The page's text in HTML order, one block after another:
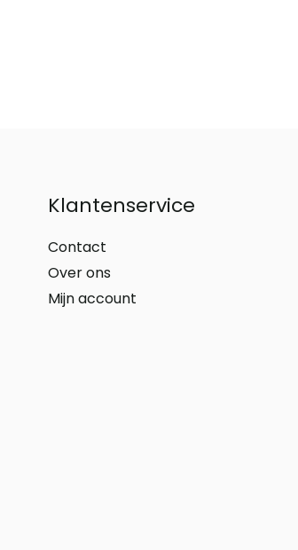
Klantenservice
Contact
Over ons
Mijn account